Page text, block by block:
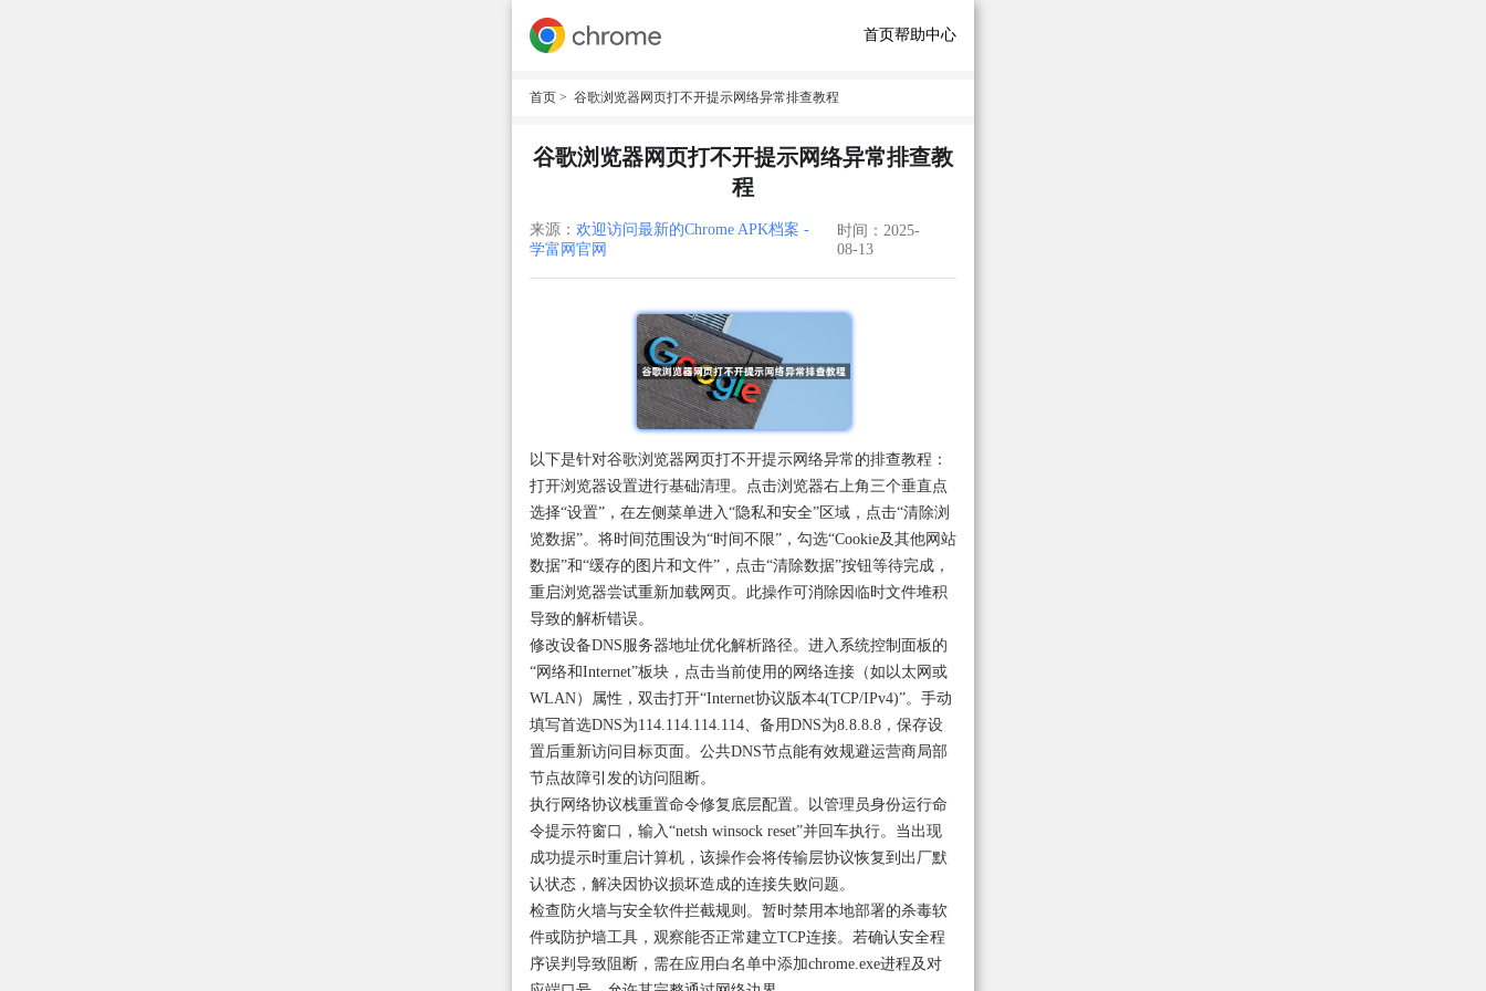
首页帮助中心
首页 > 谷歌浏览器网页打不开提示网络异常排查教程
谷歌浏览器网页打不开提示网络异常排查教
程
来源： 欢迎访问最新的Chrome APK档案 -
学富网官网
时间：2025-
08-13
以下是针对谷歌浏览器网页打不开提示网络异常的排查教程：
打开浏览器设置进行基础清理。点击浏览器右上角三个垂直点
选择“设置”，在左侧菜单进入“隐私和安全”区域，点击“清除浏
览数据”。将时间范围设为“时间不限”，勾选“Cookie及其他网站
数据”和“缓存的图片和文件”，点击“清除数据”按钮等待完成，
重启浏览器尝试重新加载网页。此操作可消除因临时文件堆积
导致的解析错误。
修改设备DNS服务器地址优化解析路径。进入系统控制面板的
“网络和Internet”板块，点击当前使用的网络连接（如以太网或
WLAN）属性，双击打开“Internet协议版本4(TCP/IPv4)”。手动
填写首选DNS为114.114.114.114、备用DNS为8.8.8.8，保存设
置后重新访问目标页面。公共DNS节点能有效规避运营商局部
节点故障引发的访问阻断。
执行网络协议栈重置命令修复底层配置。以管理员身份运行命
令提示符窗口，输入“netsh winsock reset”并回车执行。当出现
成功提示时重启计算机，该操作会将传输层协议恢复到出厂默
认状态，解决因协议损坏造成的连接失败问题。
检查防火墙与安全软件拦截规则。暂时禁用本地部署的杀毒软
件或防护墙工具，观察能否正常建立TCP连接。若确认安全程
序误判导致阻断，需在应用白名单中添加chrome.exe进程及对